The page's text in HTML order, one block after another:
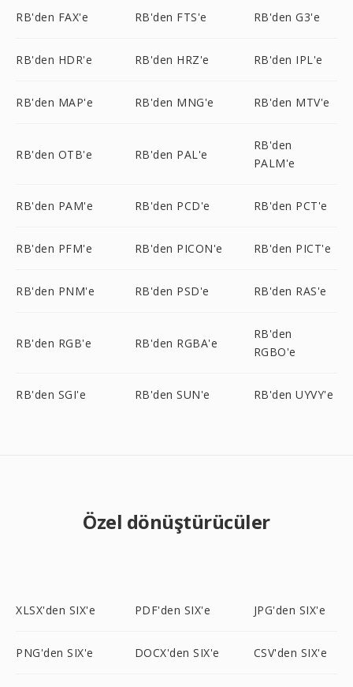
RB'den FAX'e RB'den FTS'e RB'den G3'e
RB'den HDR'e RB'den HRZ'e RB'den IPL'e
RB'den MAP'e RB'den MNG'e RB'den MTV'e
RB'den OTB'e RB'den PAL'e
RB'den
PALM'e
RB'den PAM'e RB'den PCD'e RB'den PCT'e
RB'den PFM'e RB'den PICON'e RB'den PICT'e
RB'den PNM'e RB'den PSD'e RB'den RAS'e
RB'den RGB'e RB'den RGBA'e
RB'den
RGBO'e
RB'den SGI'e RB'den SUN'e RB'den UYVY'e
Özel dönüştürücüler
XLSX'den SIX'e PDF'den SIX'e JPG'den SIX'e
PNG'den SIX'e DOCX'den SIX'e CSV'den SIX'e